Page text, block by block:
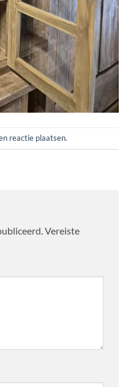
reactie plaatsen.
Vereiste